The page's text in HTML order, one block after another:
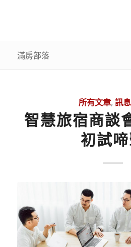
滿房部落
所有文章, 訊
智慧旅宿商談
初試